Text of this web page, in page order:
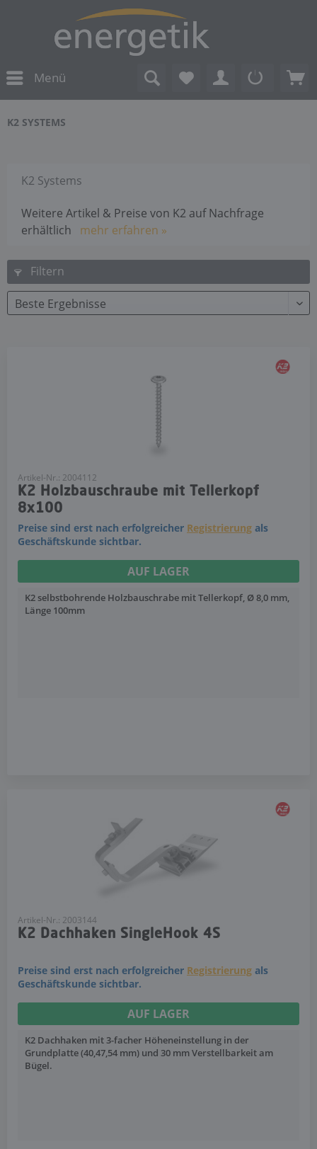
Menü
K2 SYSTEMS
K2 Systems
Weitere Artikel & Preise von K2 auf Nachfrage
erhältlich mehr erfahren »
Filtern
Artikel-Nr.: 2004112
K2 Holzbauschraube mit Tellerkopf
8x100
Preise sind erst nach erfolgreicher Registrierung als
Geschäftskunde sichtbar.
AUF LAGER
K2 selbstbohrende Holzbauschrabe mit Tellerkopf, Ø 8,0 mm,
Länge 100mm
Artikel-Nr.: 2003144
K2 Dachhaken SingleHook 4S
Preise sind erst nach erfolgreicher Registrierung als
Geschäftskunde sichtbar.
AUF LAGER
K2 Dachhaken mit 3-facher Höheneinstellung in der
Grundplatte (40,47,54 mm) und 30 mm Verstellbarkeit am
Bügel.